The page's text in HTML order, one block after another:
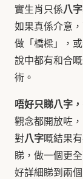
實生肖只係八字
如果真係介意
做「橋樑」，
說中都有和合
術。
唔好只睇八字
觀念都開放咗
對八字嘅結果
睇，做一個更
好詳細睇到兩